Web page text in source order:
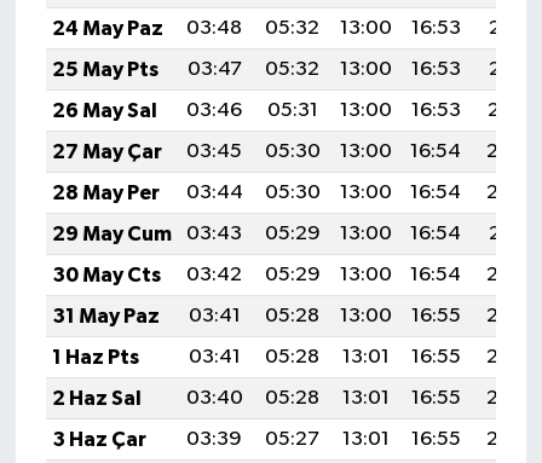
24 May Paz
03:48 05:32 13:00 16:53
20:17
25 May Pts
03:47 05:32 13:00 16:53
20:18
26 May Sal
03:46 05:31 13:00 16:53
20:19
27 May Çar
03:45 05:30 13:00 16:54
20:20
28 May Per
03:44 05:30 13:00 16:54
20:20
29 May Cum
03:43 05:29 13:00 16:54
20:21
30 May Cts
03:42 05:29 13:00 16:54
20:22
31 May Paz
03:41 05:28 13:00 16:55
20:23
1 Haz Pts
03:41 05:28 13:01 16:55
20:23
2 Haz Sal
03:40 05:28 13:01 16:55
20:24
3 Haz Çar
03:39 05:27 13:01 16:55
20:25